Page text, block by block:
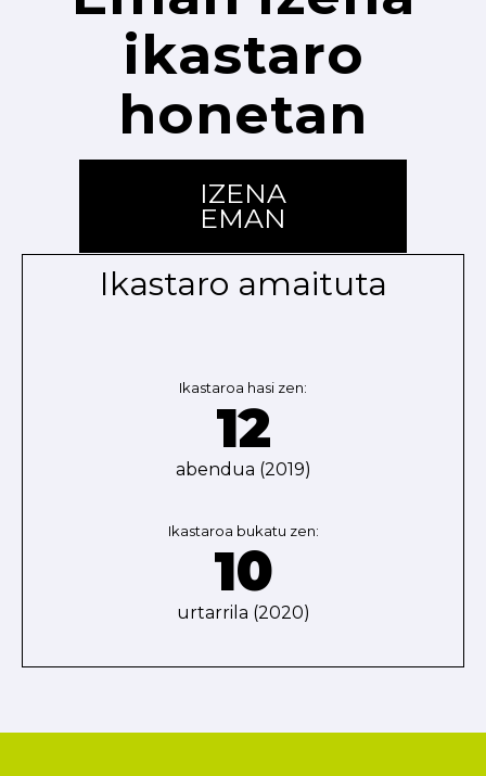
ikastaro
honetan
IZENA
EMAN
Ikastaro amaituta
Ikastaroa hasi zen:
12
abendua (2019)
Ikastaroa bukatu zen:
10
urtarrila (2020)